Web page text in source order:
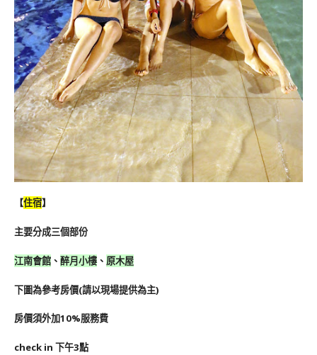
【住宿】
主要分成三個部份
江南會館 、 醉月小樓、 原木屋
下圖為參考房價(請以現場提供為主)
房價須外加10%服務費
check in 下午3點